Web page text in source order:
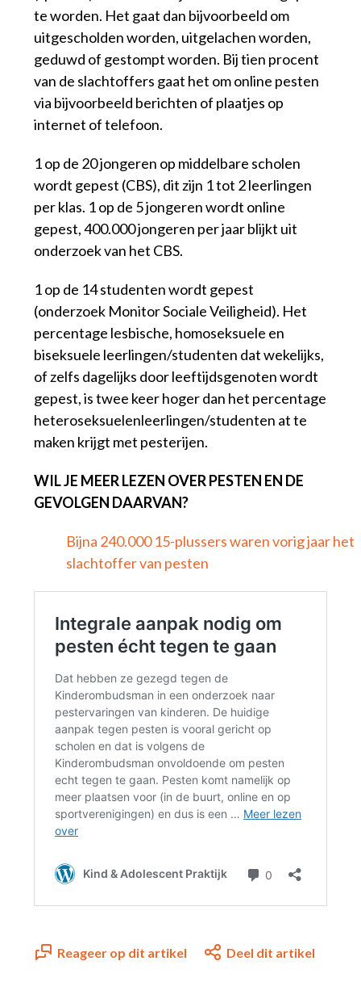
te worden. Het gaat dan bijvoorbeeld om
uitgescholden worden, uitgelachen worden,
geduwd of gestompt worden. Bij tien procent
van de slachtoffers gaat het om online pesten
via bijvoorbeeld berichten of plaatjes op
internet of telefoon.
1 op de 20 jongeren op middelbare scholen
wordt gepest (CBS), dit zijn 1 tot 2 leerlingen
per klas. 1 op de 5 jongeren wordt online
gepest, 400.000 jongeren per jaar blijkt uit
onderzoek van het CBS.
1 op de 14 studenten wordt gepest
(onderzoek Monitor Sociale Veiligheid). Het
percentage lesbische, homoseksuele en
biseksuele leerlingen/studenten dat wekelijks,
of zelfs dagelijks door leeftijdsgenoten wordt
gepest, is twee keer hoger dan het percentage
heteroseksuelenleerlingen/studenten at te
maken krijgt met pesterijen.
WIL JE MEER LEZEN OVER PESTEN EN DE
GEVOLGEN DAARVAN?
Bijna 240.000 15-plussers waren vorig jaar het
slachtoffer van pesten
Reageer op dit artikel Deel dit artikel